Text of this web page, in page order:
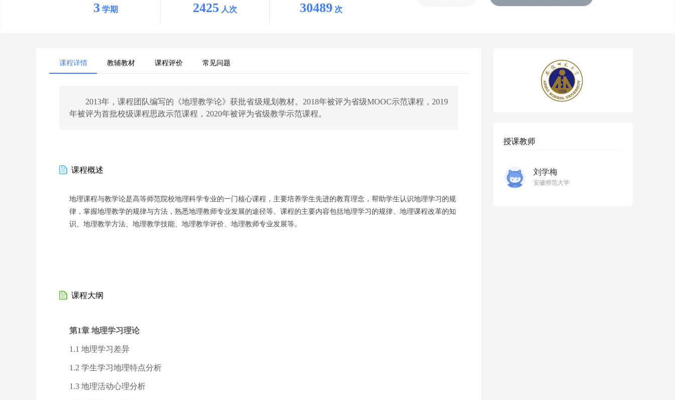
3 学期 2425 人次 30489 次
课程详情 教辅教材 课程评价 常见问题
2013年，课程团队编写的《地理教学论》获批省级规划教材。2018年被评为省级MOOC示范课程，2019
年被评为首批校级课程思政示范课程，2020年被评为省级教学示范课程。
课程概述
地理课程与教学论是高等师范院校地理科学专业的一门核心课程， 主要培养学生先进的教育理念，帮助学生认识地理学习的规
律，掌握地理教学的规律与方法，熟悉地理教师专业发展的途径等。课程的主要内容包括地理学习的规律、地理课程改革的知
识、地理教学方法、地理教学技能、地理教学评价、地理教师专业发展等。
课程大纲
第1章 地理学习理论
1.1 地理学习差异
1.2 学生学习地理特点分析
1.3 地理活动心理分析
授课教师
刘学梅
安徽师范大学